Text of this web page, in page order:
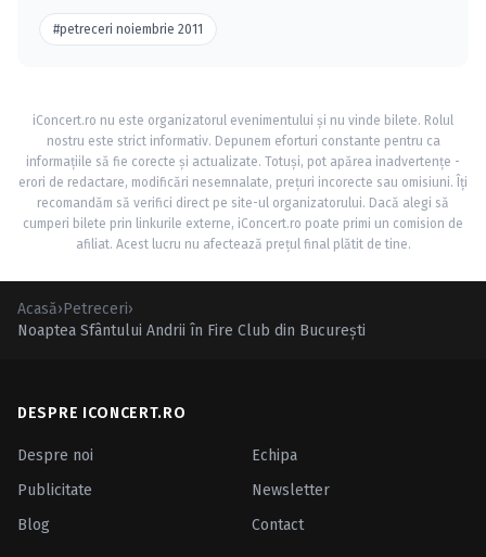
#petreceri noiembrie 2011
iConcert.ro nu este organizatorul evenimentului și nu vinde bilete. Rolul
nostru este strict informativ. Depunem eforturi constante pentru ca
informațiile să fie corecte și actualizate. Totuși, pot apărea inadvertențe -
erori de redactare, modificări nesemnalate, prețuri incorecte sau omisiuni. Îți
recomandăm să verifici direct pe site-ul organizatorului. Dacă alegi să
cumperi bilete prin linkurile externe, iConcert.ro poate primi un comision de
afiliat. Acest lucru nu afectează prețul final plătit de tine.
Acasă›Petreceri›
Noaptea Sfântului Andrii în Fire Club din Bucureşti
DESPRE ICONCERT.RO
Despre noi
Echipa
Publicitate
Newsletter
Blog
Contact